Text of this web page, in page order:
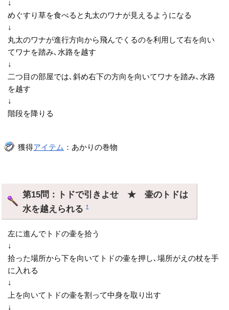
↓
めぐすり草を食べると丸太のワナが見えるようになる
↓
丸太のワナが進行方向から飛んでくるのを利用して右を向い
てワナを踏み､水路を越す
↓
二つ目の部屋では､斜め右下の方向を向いてワナを踏み､水路
を越す
↓
階段を降りる
獲得アイテム ：あかりの巻物
第15問：トドで引きよせ ★ 壷のトドは
水を越えられる†
左に進んでトドの壷を拾う
↓
拾った場所から下を向いてトドの壷を押し､場所がえの杖を手
に入れる
↓
上を向いてトドの壷を割って中身を取り出す
↓